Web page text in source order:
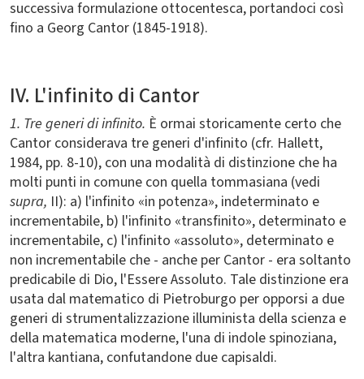
successiva formulazione ottocentesca, portandoci così
fino a Georg Cantor (1845-1918).
IV. L'infinito di Cantor
1. Tre generi di infinito. È ormai storicamente certo che
Cantor considerava tre generi d'infinito (cfr. Hallett,
1984, pp. 8-10), con una modalità di distinzione che ha
molti punti in comune con quella tommasiana (vedi
supra, II): a) l'infinito «in potenza», indeterminato e
incrementabile, b) l'infinito «transfinito», determinato e
incrementabile, c) l'infinito «assoluto», determinato e
non incrementabile che - anche per Cantor - era soltanto
predicabile di Dio, l'Essere Assoluto. Tale distinzione era
usata dal matematico di Pietroburgo per opporsi a due
generi di strumentalizzazione illuminista della scienza e
della matematica moderne, l'una di indole spinoziana,
l'altra kantiana, confutandone due capisaldi.